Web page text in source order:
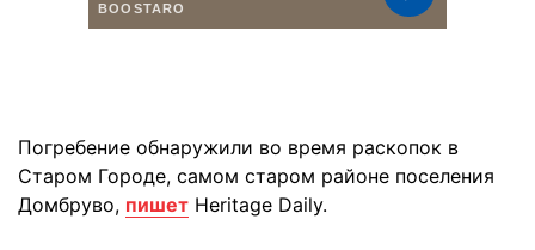
Погребение обнаружили во время раскопок в
Старом Городе, самом старом районе поселения
Домбруво, пишет Heritage Daily.